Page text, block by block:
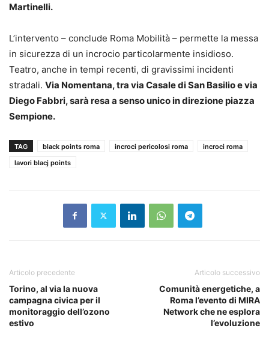
Martinelli.
L’intervento – conclude Roma Mobilità – permette la messa
in sicurezza di un incrocio particolarmente insidioso.
Teatro, anche in tempi recenti, di gravissimi incidenti
stradali. Via Nomentana, tra via Casale di San Basilio e via
Diego Fabbri, sarà resa a senso unico in direzione piazza
Sempione.
TAG black points roma incroci pericolosi roma
incroci roma
lavori blacj points
Articolo precedente
Torino, al via la nuova
campagna civica per il
monitoraggio dell’ozono
estivo
Articolo successivo
Comunità energetiche, a
Roma l’evento di MIRA
Network che ne esplora
l’evoluzione